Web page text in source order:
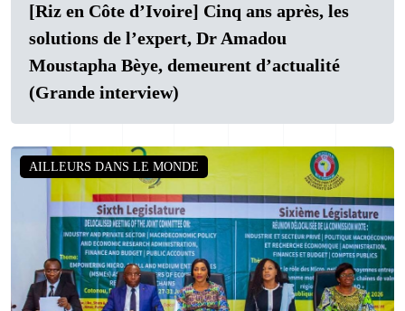
[Riz en Côte d’Ivoire] Cinq ans après, les
solutions de l’expert, Dr Amadou
Moustapha Bèye, demeurent d’actualité
(Grande interview)
AILLEURS DANS LE MONDE